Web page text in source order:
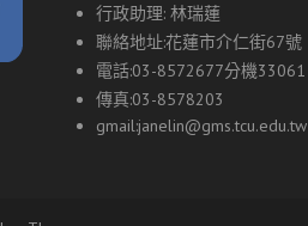
行政助理: 林瑞蓮
聯絡地址:花蓮市介仁街67號
電話:03-8572677分機33061
傳真:03-8578203
gmail:janelin@gms.tcu.edu.tw